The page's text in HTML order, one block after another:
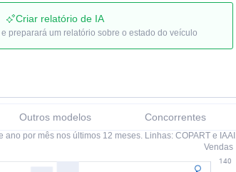
Criar relatório de IA
preparará um relatório sobre o estado do veículo
Outros modelos Concorrentes
por mês nos últimos 12 meses. Linhas: COPART e IAAI.
Vendas